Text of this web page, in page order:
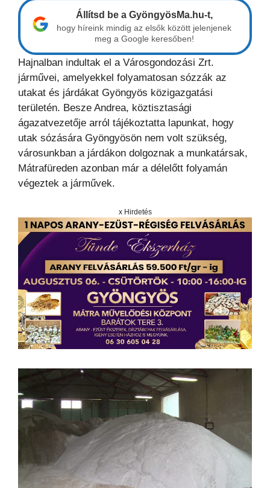
Állítsd be a GyöngyösMa.hu-t,
hogy híreink mindig az elsők között jelenjenek
meg a Google keresőben!
Hajnalban indultak el a Városgondozási Zrt.
járművei, amelyekkel folyamatosan sózzák az
utakat és járdákat Gyöngyös közigazgatási
területén. Besze Andrea, köztisztasági
ágazatvezetője arról tájékoztatta lapunkat, hogy
utak sózására Gyöngyösön nem volt szükség,
városunkban a járdákon dolgoznak a munkatársak,
Mátrafüreden azonban már a délelőtt folyamán
végeztek a járművek.
x Hirdetés